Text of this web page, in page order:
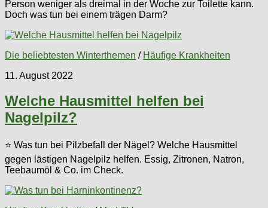
Person weniger als dreimal in der Woche zur Toilette kann.
Doch was tun bei einem trägen Darm?
Die beliebtesten Winterthemen / Häufige Krankheiten
11. August 2022
Welche Hausmittel helfen bei
Nagelpilz?
⭐ Was tun bei Pilzbefall der Nägel? Welche Hausmittel
gegen lästigen Nagelpilz helfen. Essig, Zitronen, Natron,
Teebaumöl & Co. im Check.